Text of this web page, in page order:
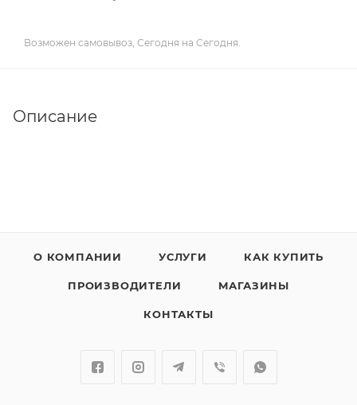
Возможен самовывоз, Сегодня на Сегодня.
Описание
О КОМПАНИИ УСЛУГИ КАК КУПИТЬ
ПРОИЗВОДИТЕЛИ МАГАЗИНЫ
КОНТАКТЫ